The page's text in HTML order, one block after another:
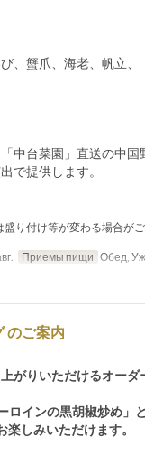
蟹爪、海老、帆立、
台菜園」直送の中国
提供します。
り付け等が変わる場合がご
Приемы пищи Обед,
ご案内
がりいただけるオーダ
ロインの黒胡椒炒め」
しみいただけます。